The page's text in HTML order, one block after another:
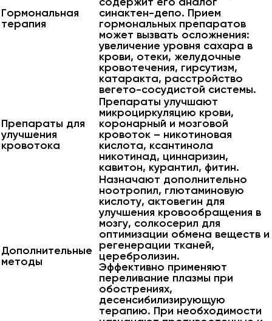
Гормональная
терапия
синактен-депо. Прием
гормональных препаратов
может вызвать осложнения:
увеличение уровня сахара в
крови, отеки, желудочные
кровотечения, гирсутизм,
катаракта, расстройство
вегето-сосудистой системы.
Препараты для
улучшения
кровотока
Препараты улучшают
микроциркуляцию крови,
коронарный и мозговой
кровоток – никотиновая
кислота, ксантинола
никотинад, циннаризин,
кавитон, курантил, фитин.
Дополнительные
методы
Назначают дополнительно
ноотропил, глютаминовую
кислоту, актовегин для
улучшения кровообращения в
мозгу, солкосерил для
оптимизации обмена веществ и
регенерации тканей,
церебролизин.
Эффективно применяют
переливание плазмы при
обострениях,
десенсибилизирующую
терапию. При необходимости